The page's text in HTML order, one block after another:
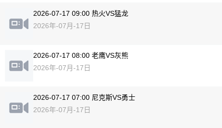
2026-07-17 09:00 热火VS猛龙
2026年-07月-17日
2026-07-17 08:00 老鹰VS灰熊
2026年-07月-17日
2026-07-17 07:00 尼克斯VS勇士
2026年-07月-17日